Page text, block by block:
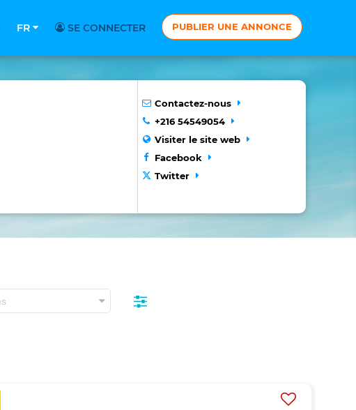
FR SE CONNECTER PUBLIER UNE ANNONCE
Contactez-nous
+216 54549054
Visiter le site web
Facebook
Twitter